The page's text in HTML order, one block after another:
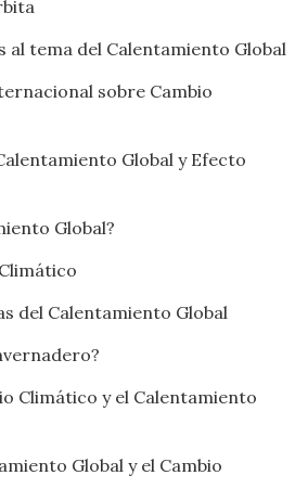
al tema del Calentamiento Global
sobre Cambio
Global y Efecto
Global?
del Calentamiento Global
Climático y el Calentamiento
Global y el Cambio